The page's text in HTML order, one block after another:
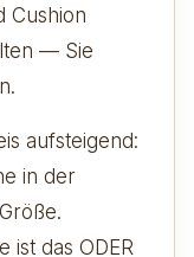
Cushion
— Sie
aufsteigend:
in der
ist das ODER